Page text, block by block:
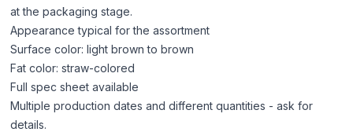
at the packaging stage.
Appearance typical for the assortment
Surface color: light brown to brown
Fat color: straw-colored
Full spec sheet available
Multiple production dates and different quantities - ask for
details.